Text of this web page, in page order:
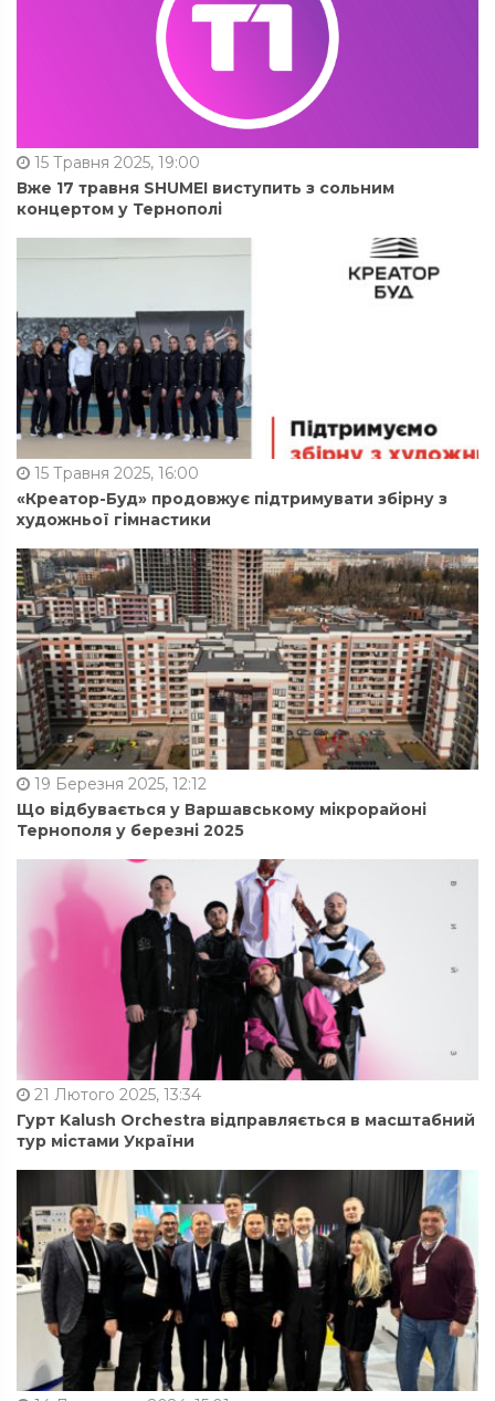
15 Травня 2025, 19:00
Вже 17 травня SHUMEI виступить з сольним
концертом у Тернополі
15 Травня 2025, 16:00
«Креатор-Буд» продовжує підтримувати збірну з
художньої гімнастики
19 Березня 2025, 12:12
Що відбувається у Варшавському мікрорайоні
Тернополя у березні 2025
21 Лютого 2025, 13:34
Гурт Kalush Orchestra відправляється в масштабний
тур містами України